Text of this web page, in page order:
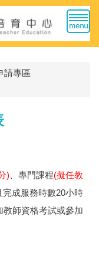
請專區
) 、專門課程(擬任教
完成服務時數20小時
教師資格考試或參加